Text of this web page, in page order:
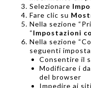
Selezionare
Fare clic su
Nella sezione
“Impostazioni
Nella sezione
seguenti
Consentire il
Modificare i
del browser
Impedire ai